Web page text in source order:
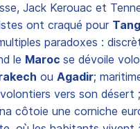
Jack Kerouac et
ont craqué pour
paradoxes :
le Maroc se dévoile
ou Agadir;
vers son désert
côtoie une corniche